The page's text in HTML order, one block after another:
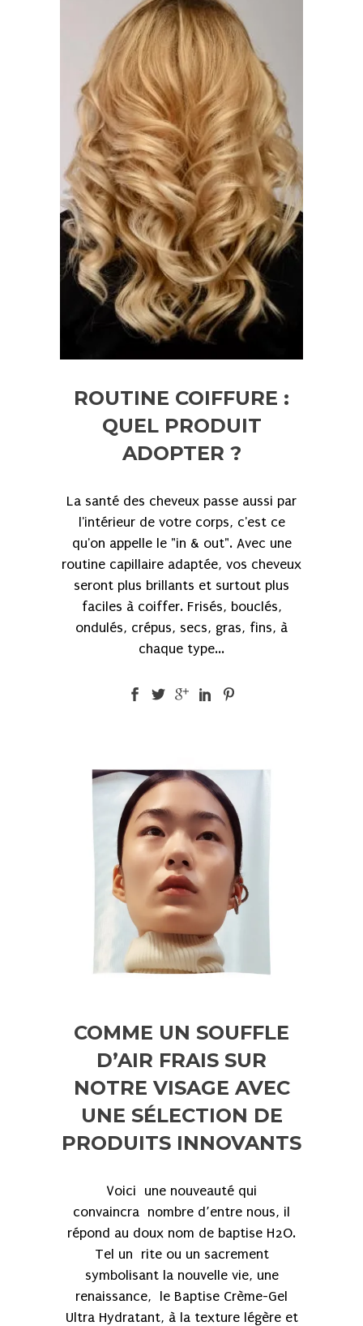
ROUTINE COIFFURE :
QUEL PRODUIT
ADOPTER ?
La santé des cheveux passe aussi par
l'intérieur de votre corps, c'est ce
qu'on appelle le "in & out". Avec une
routine capillaire adaptée, vos cheveux
seront plus brillants et surtout plus
faciles à coiffer. Frisés, bouclés,
ondulés, crépus, secs, gras, fins, à
chaque type...
COMME UN SOUFFLE
D’AIR FRAIS SUR
NOTRE VISAGE AVEC
UNE SÉLECTION DE
PRODUITS INNOVANTS
Voici une nouveauté qui
convaincra nombre d’entre nous, il
répond au doux nom de baptise H2O.
Tel un rite ou un sacrement
symbolisant la nouvelle vie, une
renaissance, le Baptise Crème-Gel
Ultra Hydratant, à la texture légère et